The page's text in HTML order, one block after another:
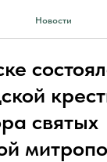
Новости
святых